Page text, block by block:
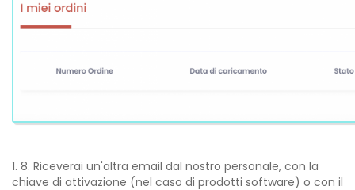
8. Riceverai un'altra email dal nostro personale, con la
chiave di attivazione (nel caso di prodotti software) o con il